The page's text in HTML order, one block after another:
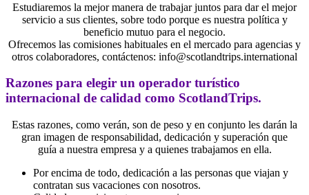
Estudiaremos la mejor manera de trabajar juntos para dar el mejor
servicio a sus clientes, sobre todo porque es nuestra política y
beneficio mutuo para el negocio.
Ofrecemos las comisiones habituales en el mercado para agencias y
otros colaboradores, contáctenos: info@scotlandtrips.international
Razones para elegir un operador turístico
internacional de calidad como ScotlandTrips.
Estas razones, como verán, son de peso y en conjunto les darán la
gran imagen de responsabilidad, dedicación y superación que
guía a nuestra empresa y a quienes trabajamos en ella.
Por encima de todo, dedicación a las personas que viajan y
contratan sus vacaciones con nosotros.